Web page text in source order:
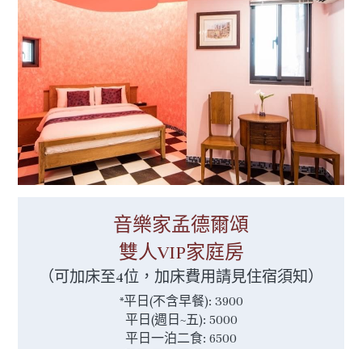
音樂家孟德爾頌
雙人VIP家庭房
（可加床至4位，加床費用請見住宿須知）
*平日(不含早餐): 3900
平日(週日~五): 5000
平日一泊二食: 6500